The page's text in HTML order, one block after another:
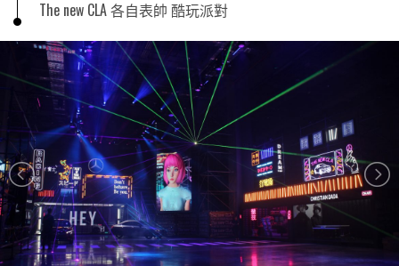
The new CLA 各自表帥 酷玩派對